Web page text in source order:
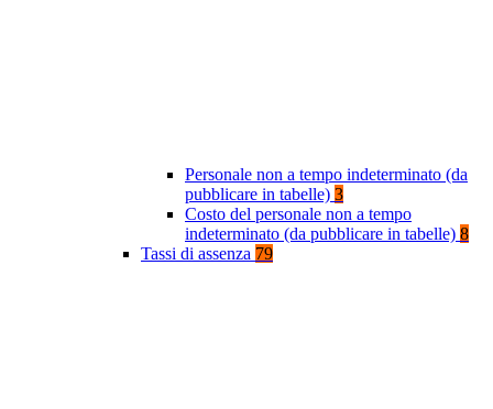
Personale non a tempo indeterminato (da
pubblicare in tabelle) 3
Costo del personale non a tempo
indeterminato (da pubblicare in tabelle) 8
Tassi di assenza 79